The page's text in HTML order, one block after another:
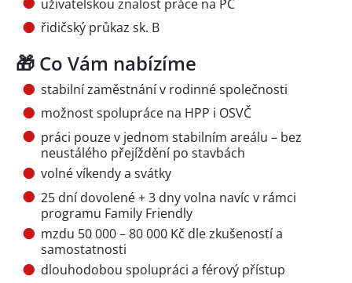
uživatelskou znalost práce na PC
řidičský průkaz sk. B
🎁 Co Vám nabízíme
stabilní zaměstnání v rodinné společnosti
možnost spolupráce na HPP i OSVČ
práci pouze v jednom stabilním areálu – bez
neustálého přejíždění po stavbách
volné víkendy a svátky
25 dní dovolené + 3 dny volna navíc v rámci
programu Family Friendly
mzdu 50 000 – 80 000 Kč dle zkušeností a
samostatnosti
dlouhodobou spolupráci a férový přístup